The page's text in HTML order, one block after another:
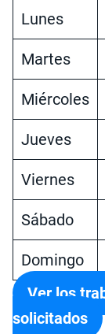
Lunes
Martes
Miércoles
Jueves
Viernes
Sábado
Domingo
Ver los
solicitados